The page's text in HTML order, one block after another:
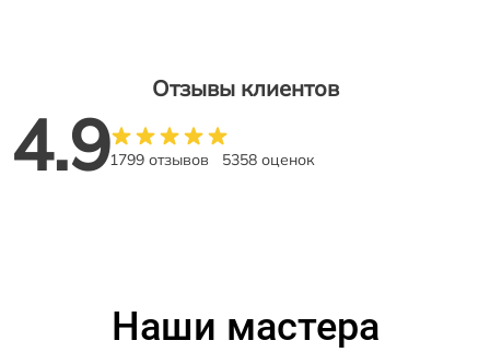
Отзывы клиентов
4.91799 отзывов 5358 оценок
Наши мастера